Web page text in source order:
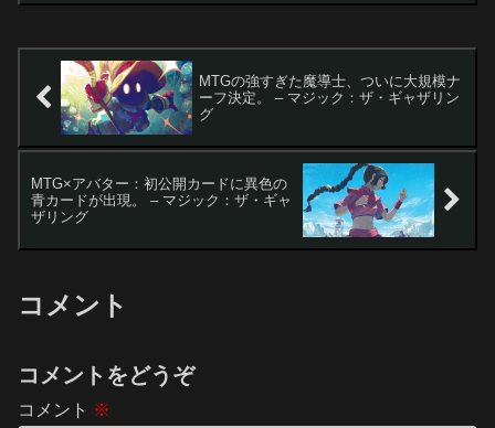
MTGの強すぎた魔導士、ついに大規模ナ
ーフ決定。 – マジック：ザ・ギャザリン
グ
MTG×アバター：初公開カードに異色の
青カードが出現。 – マジック：ザ・ギャ
ザリング
コメント
コメントをどうぞ
コメント ※